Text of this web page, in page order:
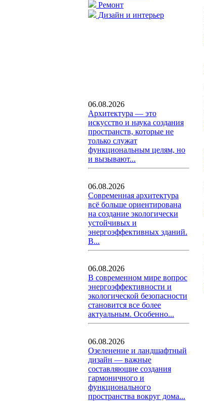
Ремонт
Дизайн и интерьер
06.08.2026
Архитектура — это
искусство и наука создания
пространств, которые не
только служат
функциональным целям, но
и вызывают...
06.08.2026
Современная архитектура
всё больше ориентирована
на создание экологически
устойчивых и
энергоэффективных зданий.
В...
06.08.2026
В современном мире вопрос
энергоэффективности и
экологической безопасности
становится все более
актуальным. Особенно...
06.08.2026
Озеленение и ландшафтный
дизайн — важные
составляющие создания
гармоничного и
функционального
пространства вокруг дома...